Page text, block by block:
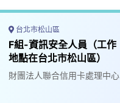
台北市松山區
F組-資訊安全人員（工作
地點在台北市松山區）
財團法人聯合信用卡處理中心